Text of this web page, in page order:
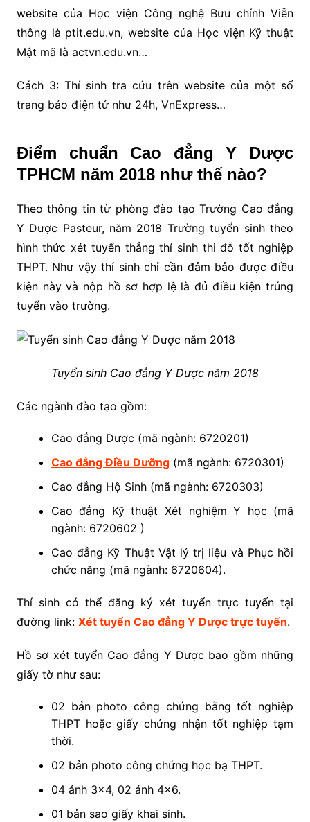
website của Học viện Công nghệ Bưu chính Viễn
thông là ptit.edu.vn, website của Học viện Kỹ thuật
Mật mã là actvn.edu.vn…
Cách 3: Thí sinh tra cứu trên website của một số
trang báo điện tử như 24h, VnExpress…
Điểm chuẩn Cao đẳng Y Dược
TPHCM năm 2018 như thế nào?
Theo thông tin từ phòng đào tạo Trường Cao đẳng
Y Dược Pasteur, năm 2018 Trường tuyển sinh theo
hình thức xét tuyển thẳng thí sinh thi đỗ tốt nghiệp
THPT. Như vậy thí sinh chỉ cần đảm bảo được điều
kiện này và nộp hồ sơ hợp lệ là đủ điều kiện trúng
tuyển vào trường.
Tuyển sinh Cao đẳng Y Dược năm 2018
Các ngành đào tạo gồm:
Cao đẳng Dược (mã ngành: 6720201)
Cao đẳng Điều Dưỡng(mã ngành: 6720301)
Cao đẳng Hộ Sinh (mã ngành: 6720303)
Cao đẳng Kỹ thuật Xét nghiệm Y học (mã
ngành: 6720602 )
Cao đẳng Kỹ Thuật Vật lý trị liệu và Phục hồi
chức năng (mã ngành: 6720604).
Thí sinh có thể đăng ký xét tuyển trực tuyến tại
đường link: Xét tuyển Cao đẳng Y Dược trực tuyến.
Hồ sơ xét tuyển Cao đẳng Y Dược bao gồm những
giấy tờ như sau:
02 bản photo công chứng bằng tốt nghiệp
THPT hoặc giấy chứng nhận tốt nghiệp tạm
thời.
02 bản photo công chứng học bạ THPT.
04 ảnh 3×4, 02 ảnh 4×6.
01 bản sao giấy khai sinh.